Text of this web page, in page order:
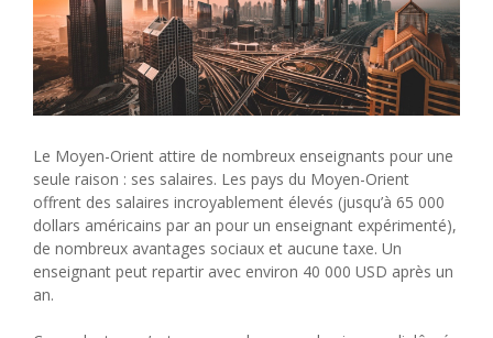
Le Moyen-Orient attire de nombreux enseignants pour une
seule raison : ses salaires. Les pays du Moyen-Orient
offrent des salaires incroyablement élevés (jusqu’à 65 000
dollars américains par an pour un enseignant expérimenté),
de nombreux avantages sociaux et aucune taxe. Un
enseignant peut repartir avec environ 40 000 USD après un
an.